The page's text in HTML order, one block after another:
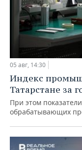
05 авг, 14:30
Индекс
Татарстане за
При этом
обрабатывающих